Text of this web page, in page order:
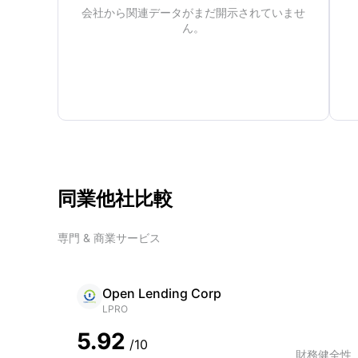
会社から関連データがまだ開示されていませ
ん。
同業他社比較
専門 & 商業サービス
Open Lending Corp
LPRO
5.92 /10
財務健全性